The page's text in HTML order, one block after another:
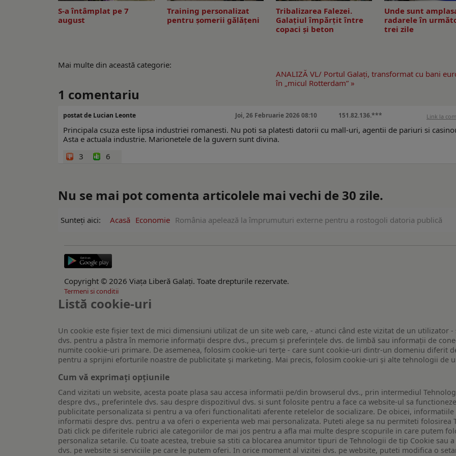
S-a întâmplat pe 7
august
Training personalizat
pentru șomerii gălățeni
Tribalizarea Falezei.
Galațiul împărțit între
copaci și beton
Unde sunt
radarele în
trei zile
Mai multe din această categorie:
ANALIZĂ VL/ Portul Galaţi, transformat cu bani
în „micul Rotterdam” »
1 comentariu
postat de Lucian Leonte Joi, 26 Februarie 2026 08:10 151.82.136.*** Link la
Principala csuza este lipsa industriei romanesti. Nu poti sa platesti datorii cu mall-uri, agentii de pariuri si
Asta e actuala industrie. Marionetele de la guvern sunt divina.
3
6
Nu se mai pot comenta articolele mai vechi de 30 zile.
Sunteți aici: Acasă Economie România apelează la împrumuturi externe pentru a rostogoli datoria publică
Copyright © 2026 Viaţa Liberă Galaţi. Toate drepturile rezervate.
Termeni si conditii
Listă cookie-uri
Un cookie este fişier text de mici dimensiuni utilizat de un site web care, - atunci când este vizitat de un utilizator
dvs. pentru a păstra în memorie informații despre dvs., precum și preferințele dvs. de limbă sau informații de
numite cookie-uri primare. De asemenea, folosim cookie-uri terțe - care sunt cookie-uri dintr-un domeniu diferit
pentru a sprijini eforturile noastre de publicitate și marketing. Mai precis, folosim cookie-uri și alte tehnologii de
Cum vă exprimați opțiunile
Cand vizitati un website, acesta poate plasa sau accesa informatii pe/din browserul dvs., prin intermediul
despre dvs., preferintele dvs. sau despre dispozitivul dvs. si sunt folosite pentru a face ca website-ul sa
publicitate personalizata si pentru a va oferi functionalitati aferente retelelor de socializare. De obicei,
informatii despre dvs. pentru a va oferi o experienta web mai personalizata. Puteti alege sa nu permiteti
Dati click pe diferitele rubrici ale categoriilor de mai jos pentru a afla mai multe despre scopurile in care putem
personaliza setarile. Cu toate acestea, trebuie sa stiti ca blocarea anumitor tipuri de Tehnologii de tip Cookie sau
dvs. pe website si serviciile pe care le putem oferi. In orice moment al vizitei dvs. pe website, puteti modifica o